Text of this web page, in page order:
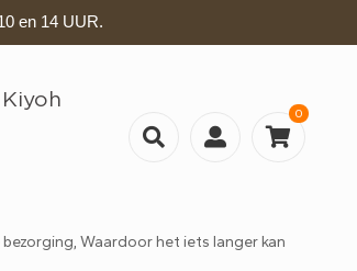
en 14 UUR.
0
Waardoor het iets langer kan